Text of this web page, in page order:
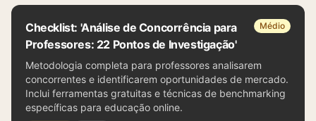
Checklist: 'Análise de Concorrência para
Professores: 22 Pontos de Investigação'
Médio
Metodologia completa para professores analisarem
concorrentes e identificarem oportunidades de mercado.
Inclui ferramentas gratuitas e técnicas de benchmarking
específicas para educação online.